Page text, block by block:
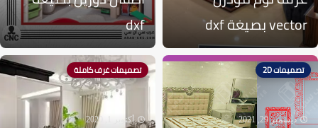
vector بصيغة dxf
dxf
تصميمات 2D
ديسمبر 29, 2021
تصميمات غرف كاملة
أكتوبر 1, 2020